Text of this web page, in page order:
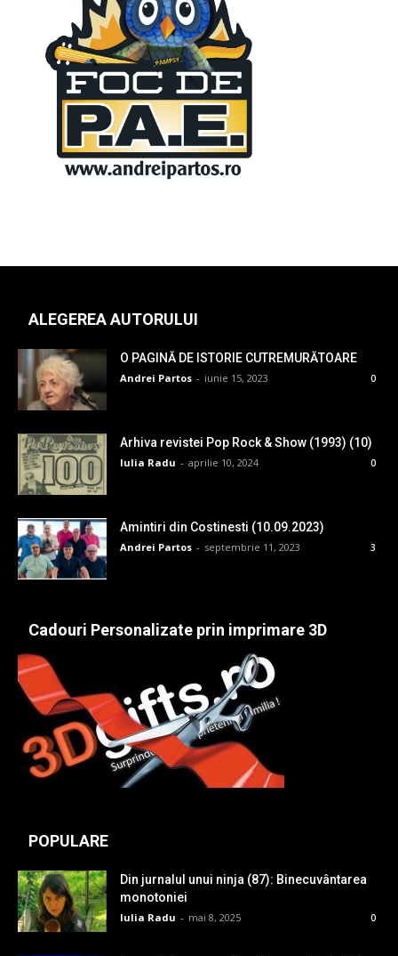
ALEGEREA AUTORULUI
O PAGINĂ DE ISTORIE CUTREMURĂTOARE
Andrei Partos - iunie 15, 2023 0
Arhiva revistei Pop Rock & Show (1993) (10)
Iulia Radu - aprilie 10, 2024 0
Amintiri din Costinesti (10.09.2023)
Andrei Partos - septembrie 11, 2023 3
Cadouri Personalizate prin imprimare 3D
POPULARE
Din jurnalul unui ninja (87): Binecuvântarea
monotoniei
Iulia Radu - mai 8, 2025 0